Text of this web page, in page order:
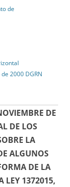
de
2000 DGRN
DE
DE LOS
LA
ALGUNOS
DE LA
LEY 1372015,